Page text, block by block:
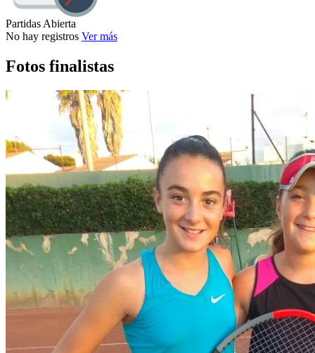
Partidas Abierta
No hay registros Ver más
Fotos finalistas